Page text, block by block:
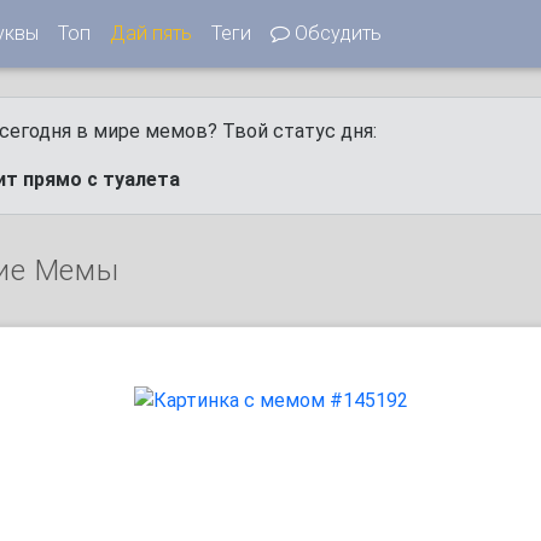
Топ Дай пять Теги Обсудить
в мире мемов? Твой статус дня:
прямо с туалета
Мемы